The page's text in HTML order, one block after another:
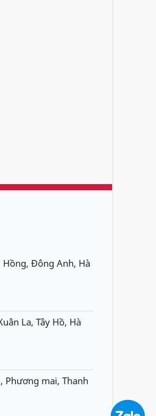
Hồng, Đông Anh, Hà
La, Tây Hồ, Hà
Phương mai, Thanh